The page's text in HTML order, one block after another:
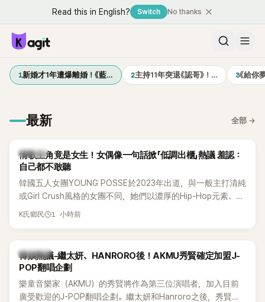
Read this in English? Switch No thanks
1新婚才1年遭爆離婚！《藍… 2主持11年突退《認哥》！… 3《給你
最新 全部 →
K-POP
情歌主角竟是女生！女偶像一句話掀「低調出櫃」熱議 羞認：
自己都不敢聽
韓國五人女團YOUNG POSSE於2023年出道，與一般主打清純
或Girl Crush風格的女團不同，她們以濃厚的Hip-Hop元素、自
創Rap及成員親自參與創作為特色，MV也融入美式街頭、塗
為第五代女團中極具辨識度的新生代代表之一。
K氏鄉民 1 小時前
熱議討論
韓娛熱議-繼太妍、HANRORO後！AKMU秀賢確定加盟J-
POP翻唱企劃
樂童音樂家（AKMU）的秀賢將作為第三位演唱者，加入目前
廣受歡迎的J-POP翻唱企劃。繼太妍和Hanroro之後，秀賢已